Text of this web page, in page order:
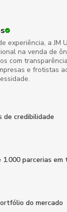
experiência, a JM
na venda de
com
e frotistas
de credibilidade
1.000 parcerias
do mercado